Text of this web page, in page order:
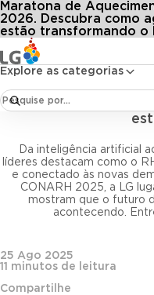
Explore as categorias
Maratona de
2026. Descubra como
estão transformando o
Conteúdos
de CONARH 2025 debate IA,
Primeiro dia de
de talentos em
Da inteligência artificial
líderes destacam como o
e conectado às novas
CONARH 2025, a LG
mostram que o futuro
acontecendo.
25 Ago 2025
11 minutos de leitura
Compartilhe